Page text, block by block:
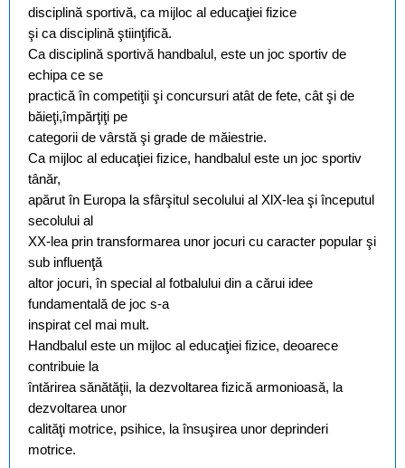
disciplină sportivă, ca mijloc al educaţiei fizice
şi ca disciplină ştiinţifică.
Ca disciplină sportivă handbalul, este un joc sportiv de
echipa ce se
practică în competiţii şi concursuri atât de fete, cât şi de
băieţi,împărţiţi pe
categorii de vârstă şi grade de măiestrie.
Ca mijloc al educaţiei fizice, handbalul este un joc sportiv
tânăr,
apărut în Europa la sfârşitul secolului al XlX-lea şi începutul
secolului al
XX-lea prin transformarea unor jocuri cu caracter popular şi
sub influenţă
altor jocuri, în special al fotbalului din a cărui idee
fundamentală de joc s-a
inspirat cel mai mult.
Handbalul este un mijloc al educaţiei fizice, deoarece
contribuie la
întărirea sănătăţii, la dezvoltarea fizică armonioasă, la
dezvoltarea unor
calităţi motrice, psihice, la însuşirea unor deprinderi
motrice.